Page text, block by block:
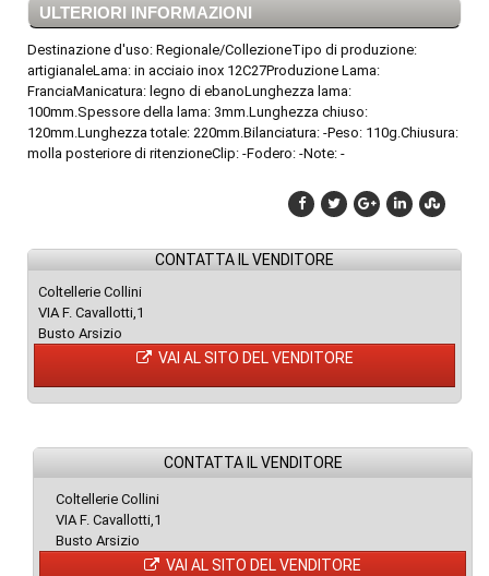
ULTERIORI INFORMAZIONI
Destinazione d'uso: Regionale/CollezioneTipo di produzione:
artigianaleLama: in acciaio inox 12C27Produzione Lama:
FranciaManicatura: legno di ebanoLunghezza lama:
100mm.Spessore della lama: 3mm.Lunghezza chiuso:
120mm.Lunghezza totale: 220mm.Bilanciatura: -Peso: 110g.Chiusura:
molla posteriore di ritenzioneClip: -Fodero: -Note: -
CONTATTA IL VENDITORE
Coltellerie Collini
VIA F. Cavallotti,1
Busto Arsizio
VAI AL SITO DEL VENDITORE
CONTATTA IL VENDITORE
Coltellerie Collini
VIA F. Cavallotti,1
Busto Arsizio
VAI AL SITO DEL VENDITORE